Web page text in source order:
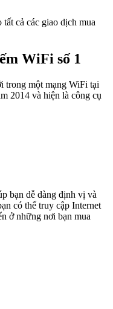
cả các giao dịch mua
WiFi số 1
trong một mạng WiFi tại
2014 và hiện là công cụ
bạn dễ dàng định vị và
có thể truy cập Internet
ở những nơi bạn mua